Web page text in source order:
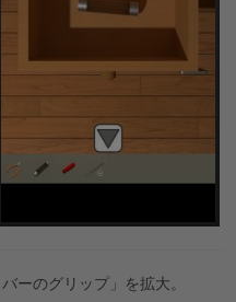
ーのグリップ」を拡大。